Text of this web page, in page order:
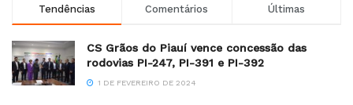
Tendências Comentários Últimas
CS Grãos do Piauí vence concessão das
rodovias PI-247, PI-391 e PI-392
1 DE FEVEREIRO DE 2024